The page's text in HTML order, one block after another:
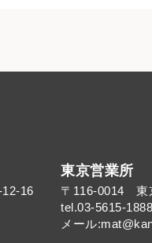
16
東京営業所
〒116-0014 東
tel.03-5615-
メール